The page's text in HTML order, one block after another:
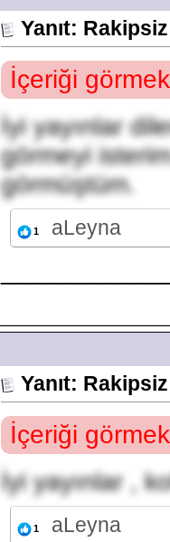
Yanıt:
İçeriği
İyi yayınlar
görmeyi
görmüştüm.
1 aLeyna
Yanıt:
İçeriği
İyi yayınlar ,
1 aLeyna